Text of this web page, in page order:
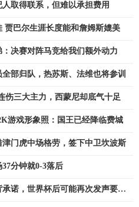
取得联系，但难以承担费用
贾巴尔生涯长度能和詹姆斯媲美
决赛对阵马竞给我们额外动力
部归队，热苏斯、法维也将参训
伤三大主力，西蒙尼却底气十足
游戏形象照：国王已经降临费城
门虎中场格劳，签下中卫坎波斯
分钟就0-3落后
诺，世界杯后可能再次发声要离